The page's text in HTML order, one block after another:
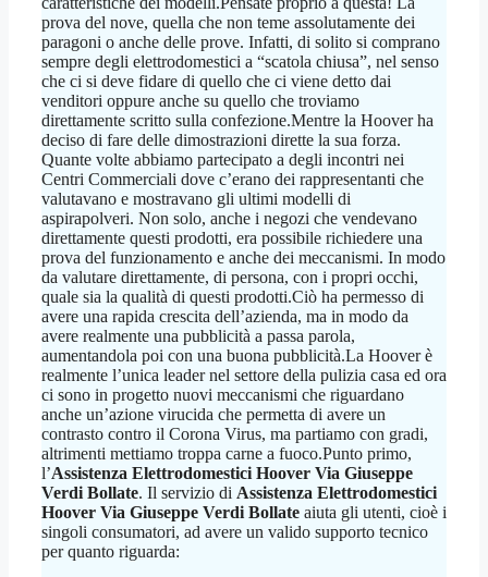
prova del nove, quella che non teme assolutamente dei
paragoni o anche delle prove. Infatti, di solito si comprano
sempre degli elettrodomestici a “scatola chiusa”, nel senso
che ci si deve fidare di quello che ci viene detto dai
venditori oppure anche su quello che troviamo
direttamente scritto sulla confezione.Mentre la Hoover ha
deciso di fare delle dimostrazioni dirette la sua forza.
Quante volte abbiamo partecipato a degli incontri nei
Centri Commerciali dove c’erano dei rappresentanti che
valutavano e mostravano gli ultimi modelli di
aspirapolveri. Non solo, anche i negozi che vendevano
direttamente questi prodotti, era possibile richiedere una
prova del funzionamento e anche dei meccanismi. In modo
da valutare direttamente, di persona, con i propri occhi,
quale sia la qualità di questi prodotti.Ciò ha permesso di
avere una rapida crescita dell’azienda, ma in modo da
avere realmente una pubblicità a passa parola,
aumentandola poi con una buona pubblicità.La Hoover è
realmente l’unica leader nel settore della pulizia casa ed ora
ci sono in progetto nuovi meccanismi che riguardano
anche un’azione virucida che permetta di avere un
contrasto contro il Corona Virus, ma partiamo con gradi,
altrimenti mettiamo troppa carne a fuoco.Punto primo,
l’Assistenza Elettrodomestici Hoover Via Giuseppe
Verdi Bollate. Il servizio di Assistenza Elettrodomestici
Hoover Via Giuseppe Verdi Bollate aiuta gli utenti, cioè i
singoli consumatori, ad avere un valido supporto tecnico
per quanto riguarda: